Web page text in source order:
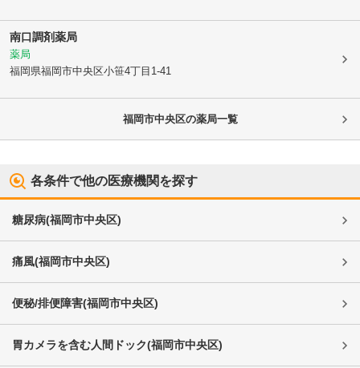
南口調剤薬局
薬局
福岡県福岡市中央区小笹4丁目1-41
福岡市中央区の薬局一覧
各条件で他の医療機関を探す
糖尿病(福岡市中央区)
痛風(福岡市中央区)
便秘/排便障害(福岡市中央区)
胃カメラを含む人間ドック(福岡市中央区)